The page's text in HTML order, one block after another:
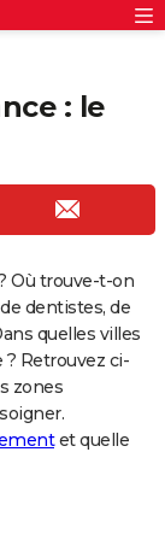
: le
Où trouve-t-on
dentistes, de
quelles villes
? Retrouvez ci-
zones
et quelle